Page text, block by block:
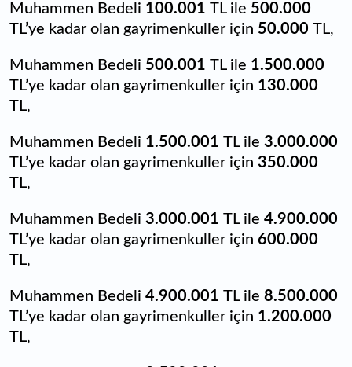
Muhammen Bedeli 100.001 TL ile 500.000
TL’ye kadar olan gayrimenkuller için 50.000 TL,
Muhammen Bedeli 500.001 TL ile 1.500.000
TL’ye kadar olan gayrimenkuller için 130.000
TL,
Muhammen Bedeli 1.500.001 TL ile 3.000.000
TL’ye kadar olan gayrimenkuller için 350.000
TL,
Muhammen Bedeli 3.000.001 TL ile 4.900.000
TL’ye kadar olan gayrimenkuller için 600.000
TL,
Muhammen Bedeli 4.900.001 TL ile 8.500.000
TL’ye kadar olan gayrimenkuller için 1.200.000
TL,